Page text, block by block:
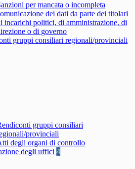
per mancata o incompleta
dei dati da parte dei titolari
incarichi politici, di amministrazione, di
o di governo
gruppi consiliari regionali/provinciali
gruppi consiliari
provinciali
degli organi di controllo
degli uffici 4